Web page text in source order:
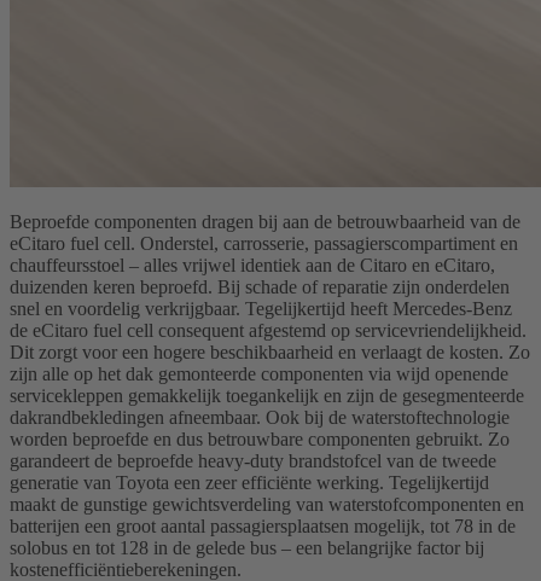
Beproefde componenten dragen bij aan de betrouwbaarheid van de
eCitaro fuel cell. Onderstel, carrosserie, passagierscompartiment en
chauffeursstoel – alles vrijwel identiek aan de Citaro en eCitaro,
duizenden keren beproefd. Bij schade of reparatie zijn onderdelen
snel en voordelig verkrijgbaar. Tegelijkertijd heeft Mercedes-Benz
de eCitaro fuel cell consequent afgestemd op servicevriendelijkheid.
Dit zorgt voor een hogere beschikbaarheid en verlaagt de kosten. Zo
zijn alle op het dak gemonteerde componenten via wijd openende
servicekleppen gemakkelijk toegankelijk en zijn de gesegmenteerde
dakrandbekledingen afneembaar. Ook bij de waterstoftechnologie
worden beproefde en dus betrouwbare componenten gebruikt. Zo
garandeert de beproefde heavy-duty brandstofcel van de tweede
generatie van Toyota een zeer efficiënte werking. Tegelijkertijd
maakt de gunstige gewichtsverdeling van waterstofcomponenten en
batterijen een groot aantal passagiersplaatsen mogelijk, tot 78 in de
solobus en tot 128 in de gelede bus – een belangrijke factor bij
kostenefficiëntieberekeningen.